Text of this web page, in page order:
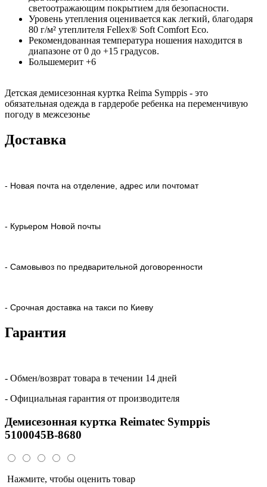
светоотражающим покрытием для безопасности.
Уровень утепления оценивается как легкий, благодаря
80 г/м² утеплителя Fellex® Soft Comfort Eco.
Рекомендованная температура ношения находится в
диапазоне от 0 до +15 градусов.
Большемерит +6
Детская демисезонная куртка Reima Symppis - это
обязательная одежда в гардеробе ребенка на переменчивую
погоду в межсезонье
Доставка
- Новая почта на отделение, адрес или почтомат
- Курьером Новой почты
- Самовывоз по предварительной договоренности
- Срочная доставка на такси по Киеву
Гарантия
- Обмен/возврат товара в течении 14 дней
- Официальная гарантия от производителя
Демисезонная куртка Reimatec Symppis
5100045B-8680
Нажмите, чтобы оценить товар